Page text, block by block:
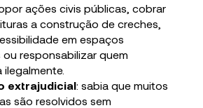
ações civis públicas, cobrar
a construção de creches,
em espaços
responsabilizar quem
ilegalmente.
extrajudicial: sabia que muitos
são resolvidos sem